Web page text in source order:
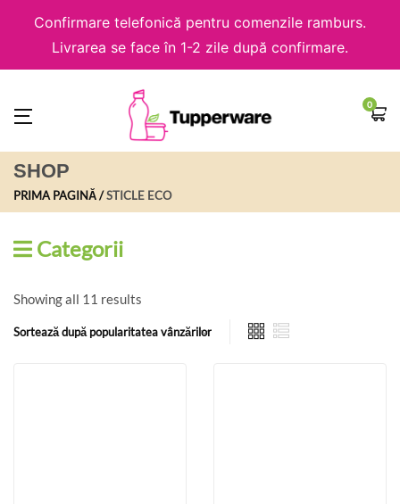
Confirmare telefonică pentru comenzile ramburs.
Livrarea se face în 1-2 zile după confirmare.
0
SHOP
PRIMA PAGINĂ STICLE ECO
Categorii
Showing all 11 results